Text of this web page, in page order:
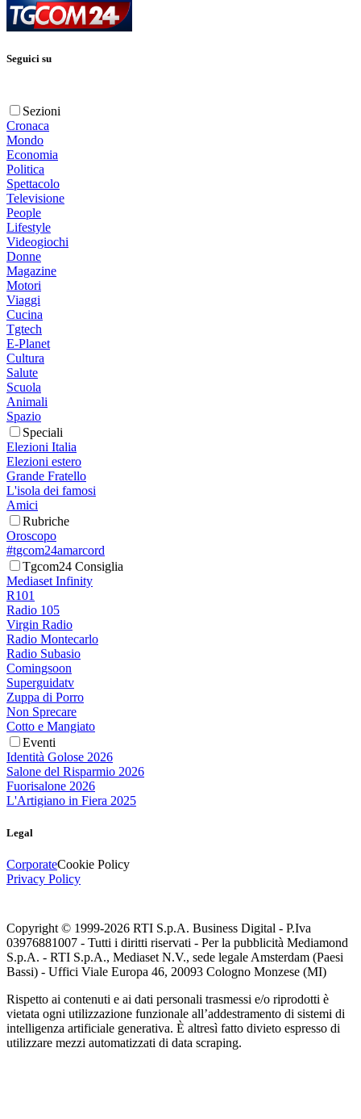
Seguici su
Sezioni
Cronaca
Mondo
Economia
Politica
Spettacolo
Televisione
People
Lifestyle
Videogiochi
Donne
Magazine
Motori
Viaggi
Cucina
Tgtech
E-Planet
Cultura
Salute
Scuola
Animali
Spazio
Speciali
Elezioni Italia
Elezioni estero
Grande Fratello
L'isola dei famosi
Amici
Rubriche
Oroscopo
#tgcom24amarcord
Tgcom24 Consiglia
Mediaset Infinity
R101
Radio 105
Virgin Radio
Radio Montecarlo
Radio Subasio
Comingsoon
Superguidatv
Zuppa di Porro
Non Sprecare
Cotto e Mangiato
Eventi
Identità Golose 2026
Salone del Risparmio 2026
Fuorisalone 2026
L'Artigiano in Fiera 2025
Legal
CorporateCookie Policy
Privacy Policy
Copyright © 1999-2026 RTI S.p.A. Business Digital - P.Iva
03976881007 - Tutti i diritti riservati - Per la pubblicità Mediamond
S.p.A. - RTI S.p.A., Mediaset N.V., sede legale Amsterdam (Paesi
Bassi) - Uffici Viale Europa 46, 20093 Cologno Monzese (MI)
Rispetto ai contenuti e ai dati personali trasmessi e/o riprodotti è
vietata ogni utilizzazione funzionale all’addestramento di sistemi di
intelligenza artificiale generativa. È altresì fatto divieto espresso di
utilizzare mezzi automatizzati di data scraping.